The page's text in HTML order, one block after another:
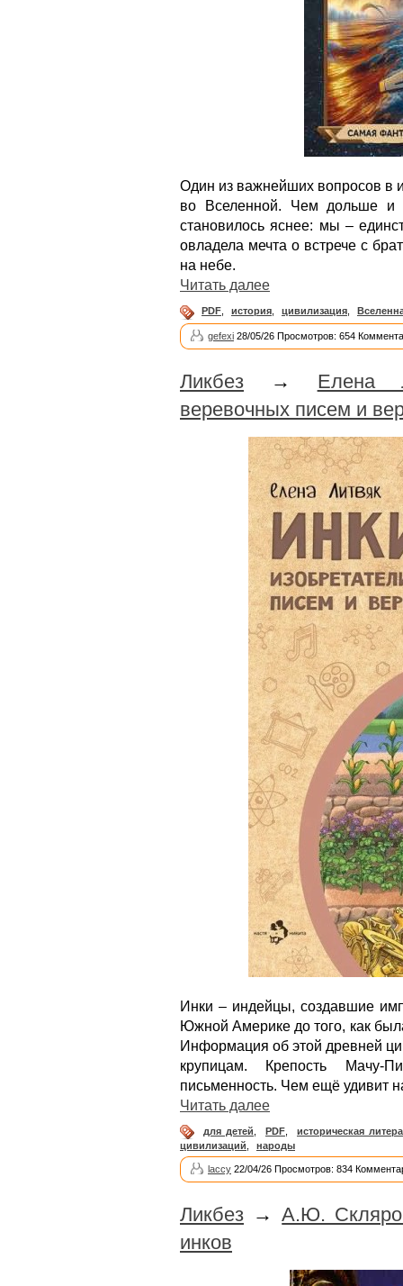
Один из важнейших вопросов в
во Вселенной. Чем дольше и
становилось яснее: мы –
овладела мечта о встрече с
на небе.
Читать далее
PDF, история, цивилизация,
gefexi 28/05/26 Просмотров: 654
Ликбез → Елена
веревочных писем и
Инки – индейцы, создавшие
Южной Америке до того, как
Информация об этой древней
крупицам. Крепость Мачу-
письменность. Чем ещё удивит
Читать далее
для детей PDF
историческая
цивилизаций
народы
laccy 22/04/26 Просмотров: 834
Ликбез →А.Ю.
инков